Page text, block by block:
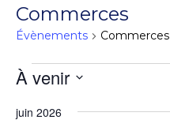
Commerces
Évènements Commerces
Évènements
À venir
une
juin 2026